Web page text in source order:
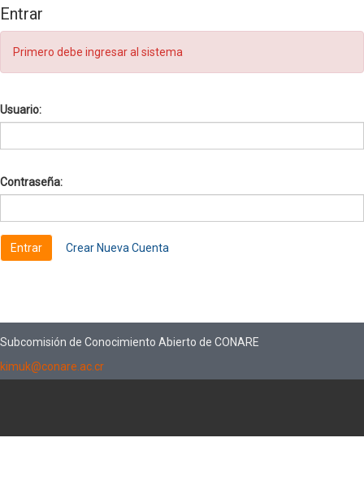
Entrar
Primero debe ingresar al sistema
Usuario:
Contraseña:
Crear Nueva Cuenta
Subcomisión de Conocimiento Abierto de CONARE
kimuk@conare.ac.cr